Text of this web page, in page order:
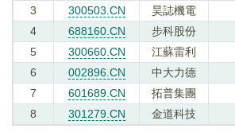
3
300503.CN 昊誌機電
4
688160.CN 步科股份
5
300660.CN 江蘇雷利
6
002896.CN 中大力德
7
601689.CN 拓普集團
8
301279.CN 金道科技